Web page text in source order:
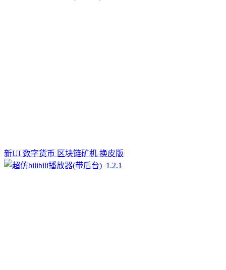
新UI 数字货币 区块链矿机 换皮版